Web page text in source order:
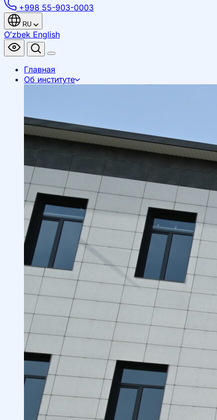
+998 55-903-0003
RU
Oʻzbek English
Главная
Об институте